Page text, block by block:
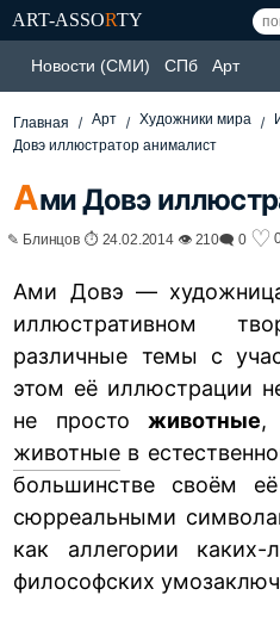
ART-ASSORTY
Новости (СМИ) СПб Арт
Главная Арт Художники мира
Довэ иллюстратор анималист
Ами Довэ
✎ Блинцов ⏱ 24.02.2014 👁 210🗨 0 ♡
Ами Довэ —
иллюстративном
различные темы с
этом её иллюстрации
не простоживотные,
животные в
большинстве своём
сюрреальными
как аллегории
философских